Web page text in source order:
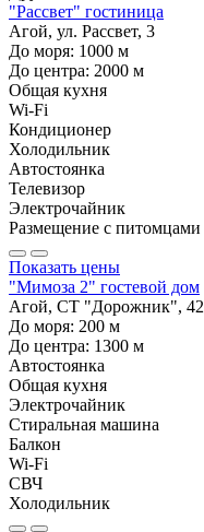
"Рассвет" гостиница
Агой, ул. Рассвет, 3
До моря: 1000 м
До центра: 2000 м
Общая кухня
Wi-Fi
Кондиционер
Холодильник
Автостоянка
Телевизор
Электрочайник
Размещение с питомцами
Показать цены
"Мимоза 2" гостевой дом
Агой, СТ "Дорожник", 42
До моря: 200 м
До центра: 1300 м
Автостоянка
Общая кухня
Электрочайник
Стиральная машина
Балкон
Wi-Fi
СВЧ
Холодильник